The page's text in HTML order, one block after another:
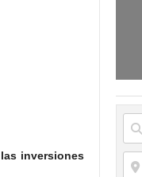
inversiones